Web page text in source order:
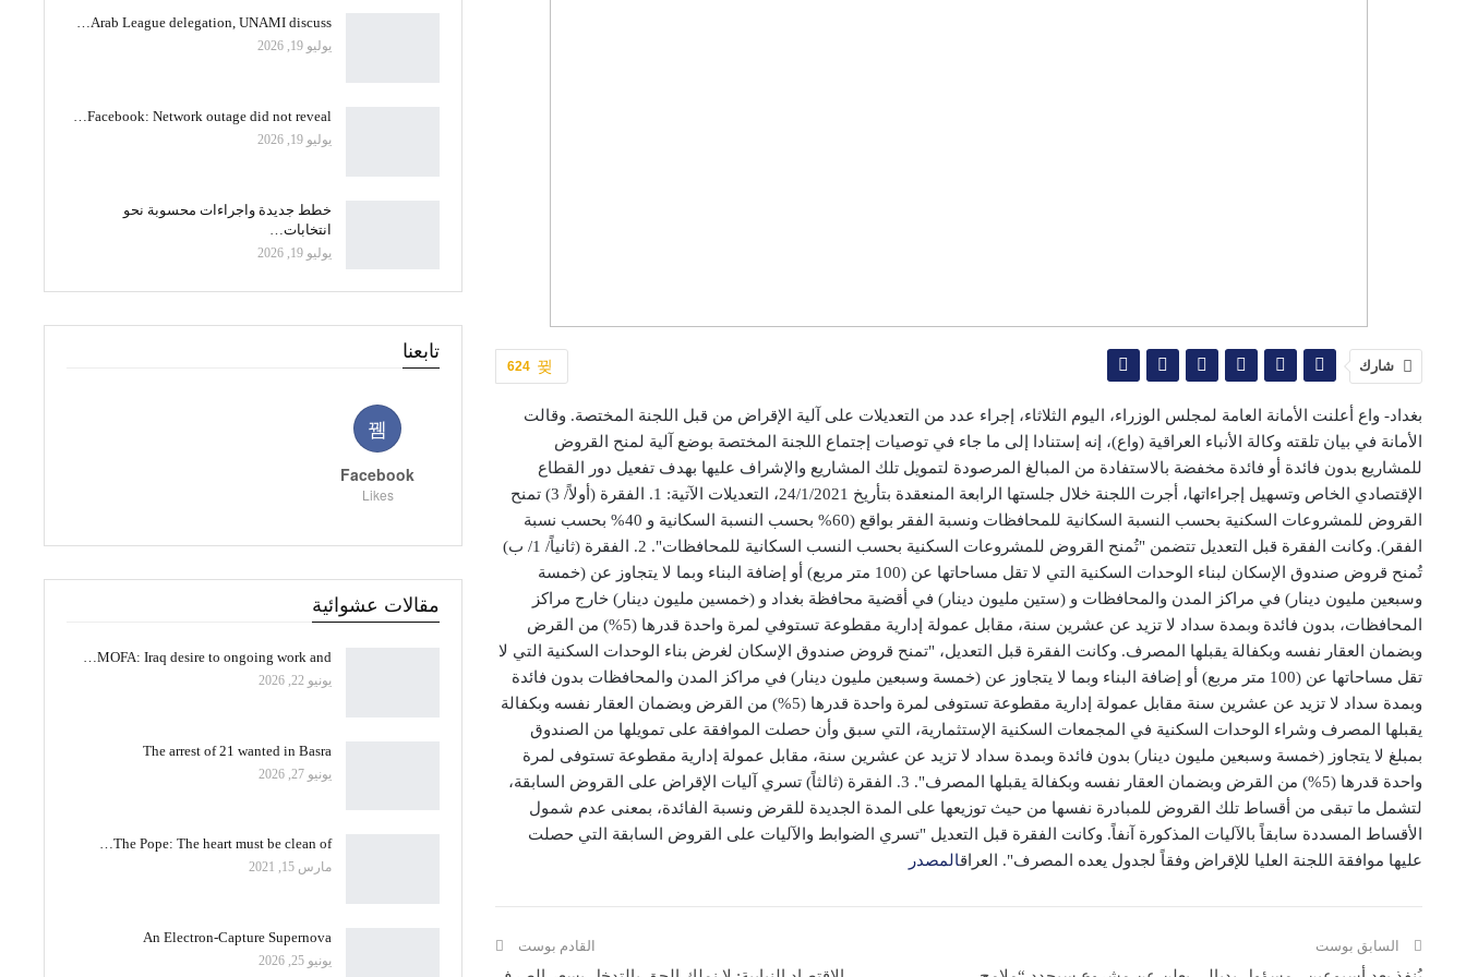
624 شارك
بغداد- واع أعلنت الأمانة العامة لمجلس الوزراء، اليوم الثلاثاء، إجراء عدد من التعديلات على آلية الإقراض من قبل اللجنة المختصة. وقالت
الأمانة في بيان تلقته وكالة الأنباء العراقية (واع)، إنه إستنادا إلى ما جاء في توصيات إجتماع اللجنة المختصة بوضع آلية لمنح القروض
للمشاريع بدون فائدة أو فائدة مخفضة بالاستفادة من المبالغ المرصودة لتمويل تلك المشاريع والإشراف عليها بهدف تفعيل دور القطاع
الإقتصادي الخاص وتسهيل إجراءاتها، أجرت اللجنة خلال جلستها الرابعة المنعقدة بتأريخ 24/1/2021، التعديلات الآتية: 1. الفقرة (أولاً/ 3) تمنح
القروض للمشروعات السكنية بحسب النسبة السكانية للمحافظات ونسبة الفقر بواقع (60% بحسب النسبة السكانية و 40% بحسب نسبة
الفقر). وكانت الفقرة قبل التعديل تتضمن "تُمنح القروض للمشروعات السكنية بحسب النسب السكانية للمحافظات". 2. الفقرة (ثانياً/ 1/ ب)
تُمنح قروض صندوق الإسكان لبناء الوحدات السكنية التي لا تقل مساحاتها عن (100 متر مربع) أو إضافة البناء وبما لا يتجاوز عن (خمسة
وسبعين مليون دينار) في مراكز المدن والمحافظات و (ستين مليون دينار) في أقضية محافظة بغداد و (خمسين مليون دينار) خارج مراكز
المحافظات، بدون فائدة وبمدة سداد لا تزيد عن عشرين سنة، مقابل عمولة إدارية مقطوعة تستوفي لمرة واحدة قدرها (5%) من القرض
وبضمان العقار نفسه وبكفالة يقبلها المصرف. وكانت الفقرة قبل التعديل، "تمنح قروض صندوق الإسكان لغرض بناء الوحدات السكنية التي لا
تقل مساحاتها عن (100 متر مربع) أو إضافة البناء وبما لا يتجاوز عن (خمسة وسبعين مليون دينار) في مراكز المدن والمحافظات بدون فائدة
وبمدة سداد لا تزيد عن عشرين سنة مقابل عمولة إدارية مقطوعة تستوفى لمرة واحدة قدرها (5%) من القرض وبضمان العقار نفسه وبكفالة
يقبلها المصرف وشراء الوحدات السكنية في المجمعات السكنية الإستثمارية، التي سبق وأن حصلت الموافقة على تمويلها من الصندوق
بمبلغ لا يتجاوز (خمسة وسبعين مليون دينار) بدون فائدة وبمدة سداد لا تزيد عن عشرين سنة، مقابل عمولة إدارية مقطوعة تستوفى لمرة
واحدة قدرها (5%) من القرض وبضمان العقار نفسه وبكفالة يقبلها المصرف". 3. الفقرة (ثالثاً) تسري آليات الإقراض على القروض السابقة،
لتشمل ما تبقى من أقساط تلك القروض للمبادرة نفسها من حيث توزيعها على المدة الجديدة للقرض ونسبة الفائدة، بمعنى عدم شمول
الأقساط المسددة سابقاً بالآليات المذكورة آنفاً. وكانت الفقرة قبل التعديل "تسري الضوابط والآليات على القروض السابقة التي حصلت
عليها موافقة اللجنة العليا للإقراض وفقاً لجدول يعده المصرف". العراقالمصدر
السابق بوست القادم بوست
Arab League delegation, UNAMI discuss…
يوليو 19, 2026
Facebook: Network outage did not reveal…
يوليو 19, 2026
خطط جديدة واجراءات محسوبة نحو
انتخابات…
يوليو 19, 2026
تابعنا
Facebook
Likes
مقالات عشوائية
MOFA: Iraq desire to ongoing work and…
يونيو 22, 2026
The arrest of 21 wanted in Basra
يونيو 27, 2026
The Pope: The heart must be clean of…
مارس 15, 2021
An Electron-Capture Supernova
يونيو 25, 2026